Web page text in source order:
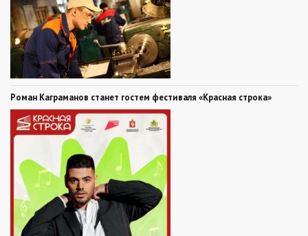
Роман Каграманов станет гостем фестиваля «Красная строка»